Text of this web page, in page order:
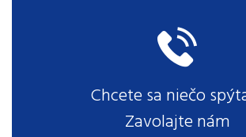
Chcete sa niečo
Zavolajte nám